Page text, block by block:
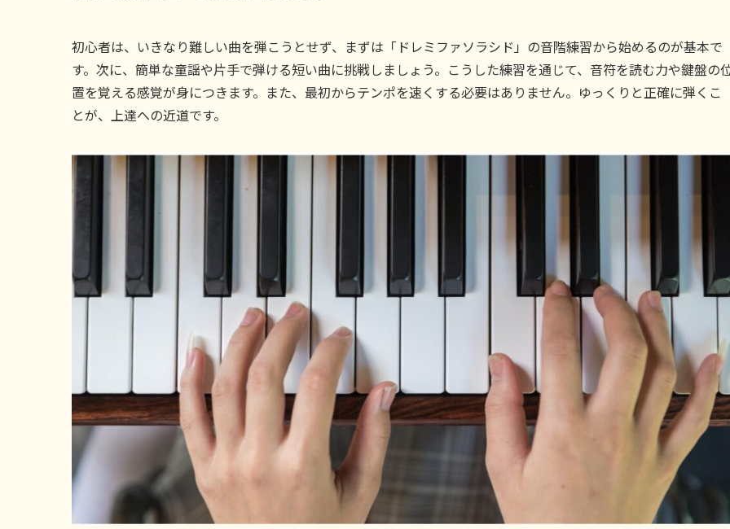
初心者は、いきなり難しい曲を弾こうとせず、まずは「ドレミファソラシド」の音階練習から始めるのが基本で
す。次に、簡単な童謡や片手で弾ける短い曲に挑戦しましょう。こうした練習を通じて、音符を読む力や鍵盤の
置を覚える感覚が身につきます。また、最初からテンポを速くする必要はありません。ゆっくりと正確に弾くこ
とが、上達への近道です。